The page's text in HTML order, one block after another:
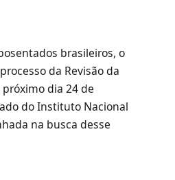
brasileiros, o
da Revisão da
dia 24 de
do Instituto Nacional
na busca desse